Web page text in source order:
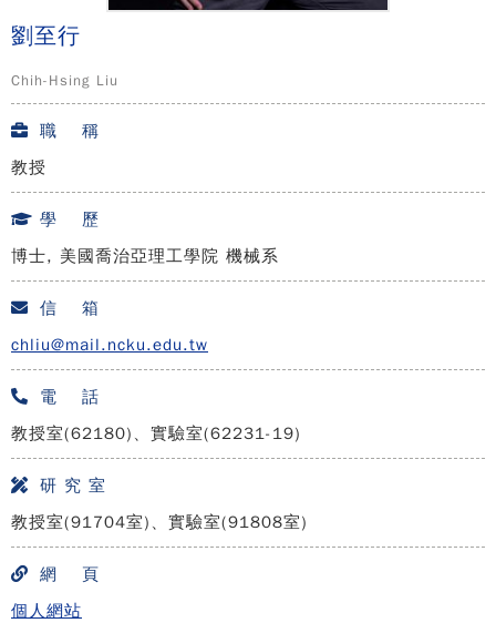
劉至行
Chih-Hsing Liu
職 稱
教授
學 歷
博士, 美國喬治亞理工學院 機械系
信 箱
chliu@mail.ncku.edu.tw
電 話
教授室(62180)、實驗室(62231-19)
研 究 室
教授室(91704室)、實驗室(91808室)
網 頁
個人網站